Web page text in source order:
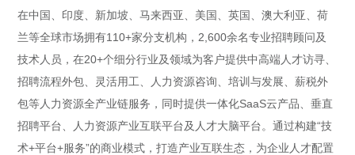
在中国、印度、新加坡、马来西亚、美国、英国、澳大利亚、荷
兰等全球市场拥有110+家分支机构，2,600余名专业招聘顾问及
技术人员，在20+个细分行业及领域为客户提供中高端人才访寻、
招聘流程外包、灵活用工、人力资源咨询、培训与发展、薪税外
包等人力资源全产业链服务，同时提供一体化SaaS云产品、垂直
招聘平台、人力资源产业互联平台及人才大脑平台。通过构建“技
术+平台+服务”的商业模式，打造产业互联生态，为企业人才配置